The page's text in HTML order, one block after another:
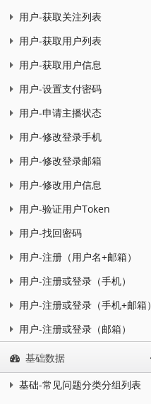
用户-获取关注列表
用户-获取用户列表
用户-获取用户信息
用户-设置支付密码
用户-申请主播状态
用户-修改登录手机
用户-修改登录邮箱
用户-修改用户信息
用户-验证用户Token
用户-找回密码
用户-注册（用户名+邮箱）
用户-注册或登录（手机）
用户-注册或登录（手机+邮箱）
用户-注册或登录（邮箱）
基础数据
基础-常见问题分类分组列表